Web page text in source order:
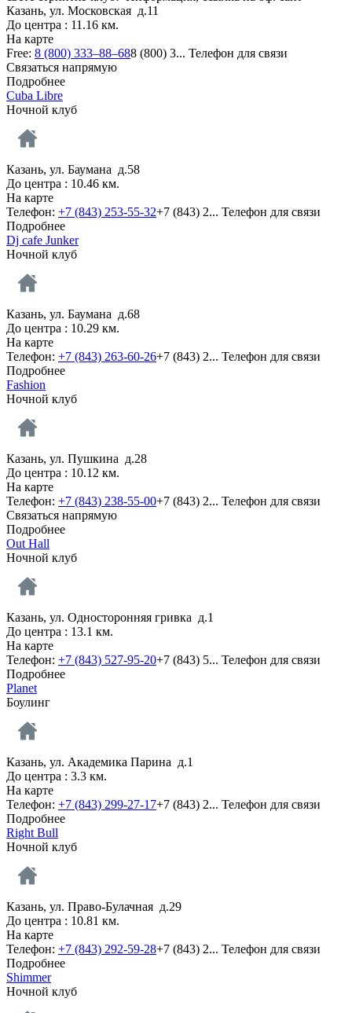
Казань, ул. Московская д.11
До центра : 11.16 км.
На карте
Free: 8 (800) 333‒88‒688 (800) 3... Телефон для связи
Связаться напрямую
Подробнее
Cuba Libre
Ночной клуб
Казань, ул. Баумана д.58
До центра : 10.46 км.
На карте
Телефон: +7 (843) 253-55-32+7 (843) 2... Телефон для связи
Подробнее
Dj cafe Junker
Ночной клуб
Казань, ул. Баумана д.68
До центра : 10.29 км.
На карте
Телефон: +7 (843) 263-60-26+7 (843) 2... Телефон для связи
Подробнее
Fashion
Ночной клуб
Казань, ул. Пушкина д.28
До центра : 10.12 км.
На карте
Телефон: +7 (843) 238-55-00+7 (843) 2... Телефон для связи
Связаться напрямую
Подробнее
Out Hall
Ночной клуб
Казань, ул. Односторонняя гривка д.1
До центра : 13.1 км.
На карте
Телефон: +7 (843) 527-95-20+7 (843) 5... Телефон для связи
Подробнее
Planet
Боулинг
Казань, ул. Академика Парина д.1
До центра : 3.3 км.
На карте
Телефон: +7 (843) 299-27-17+7 (843) 2... Телефон для связи
Подробнее
Right Bull
Ночной клуб
Казань, ул. Право-Булачная д.29
До центра : 10.81 км.
На карте
Телефон: +7 (843) 292-59-28+7 (843) 2... Телефон для связи
Подробнее
Shimmer
Ночной клуб